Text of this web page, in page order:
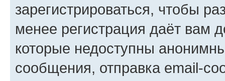
зарегистрироваться, чтобы
менее регистрация даёт вам
которые недоступны
сообщения, отправка email-